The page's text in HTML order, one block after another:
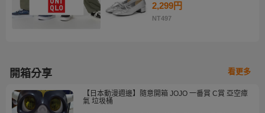
2,299円
NT497
開箱分享 看更多
【日本動漫週邊】隨意開箱 JOJO 一番賞 C賞 亞空瘴
氣 垃圾桶